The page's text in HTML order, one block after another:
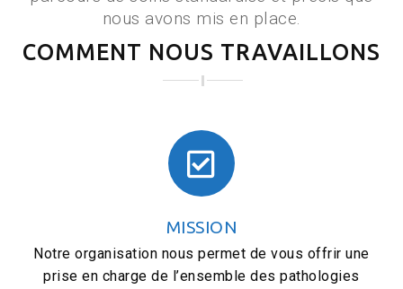
nous avons mis en place.
COMMENT NOUS TRAVAILLONS
MISSION
Notre organisation nous permet de vous offrir une
prise en charge de l’ensemble des pathologies